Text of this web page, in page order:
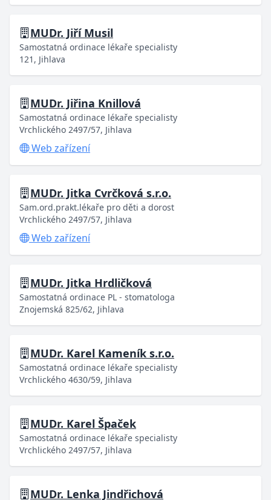
MUDr. Jiří Musil
Samostatná ordinace lékaře specialisty
121, Jihlava
MUDr. Jiřina Knillová
Samostatná ordinace lékaře specialisty
Vrchlického 2497/57, Jihlava
Web zařízení
MUDr. Jitka Cvrčková s.r.o.
Sam.ord.prakt.lékaře pro děti a dorost
Vrchlického 2497/57, Jihlava
Web zařízení
MUDr. Jitka Hrdličková
Samostatná ordinace PL - stomatologa
Znojemská 825/62, Jihlava
MUDr. Karel Kameník s.r.o.
Samostatná ordinace lékaře specialisty
Vrchlického 4630/59, Jihlava
MUDr. Karel Špaček
Samostatná ordinace lékaře specialisty
Vrchlického 2497/57, Jihlava
MUDr. Lenka Jindřichová